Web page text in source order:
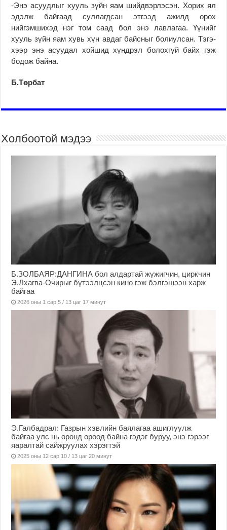
-Энэ асуудлыг хууль зүйн яам шийдвэрлэсэн. Хо­рих ял
эдэлж байгаад сул­лагдсан этгээд ажилд орох
нийгэмшихэд нэг том саад бол энэ лавлагаа. Үүнийг
хууль зүйн яам хувь хүн авдаг байсныг болиулсан. Тэгэ­
хээр энэ асуудал хойшид хүндрэл болохгүй байх гэж
бодож байна.
Б.Төрбат
Холбоотой мэдээ
Б.ЗОЛБАЯР:ДАНГИНА бол алдартай жүжигчин, циркчин
Э.Лхагва-Очирыг бүтээлцсэн кино гэж бэлгэшээн харж
байгаа
2026 оны 1 сар 5 / 13 цаг 17 минут
Э.Галбадрал: Газрын хэвлийн баялагаа ашиглуулж
байгаа улс нь өрөнд ороод байна гэдэг буруу, энэ гэрээг
яаралтай сайжруулах хэрэгтэй
2025 оны 12 сар 10 / 13 цаг 20 минут